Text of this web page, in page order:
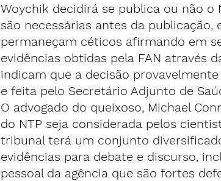
Woychik decidirá se publica ou não o
são necessárias antes da
permaneçam céticos afirmando em
evidências obtidas pela FAN através
indicam que a decisão
e feita pelo Secretário Adjunto de
O advogado do queixoso, Michael
do NTP seja considerada pelos
tribunal terá um conjunto
evidências para debate e discurso,
pessoal da agência que são fortes